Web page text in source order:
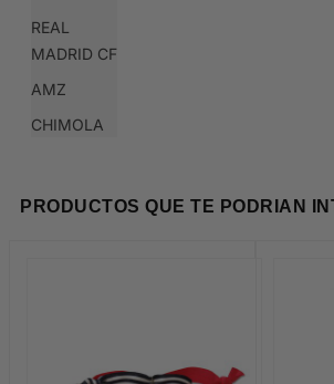
REAL
MADRID CF
AMZ
CHIMOLA
PRODUCTOS QUE TE PODRIAN